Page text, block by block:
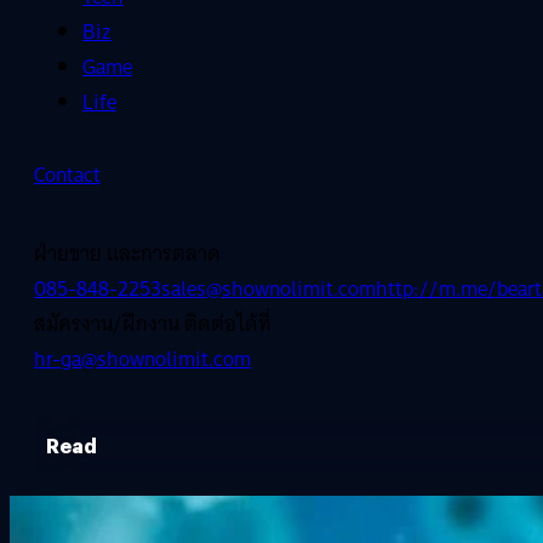
Biz
Game
Life
Contact
ฝ่ายขาย และการตลาด
085-848-2253sales@shownolimit.comhttp://m.me/
สมัครงาน/ฝึกงาน ติดต่อได้ที่
hr-ga@shownolimit.com
Read